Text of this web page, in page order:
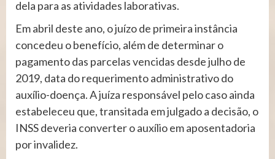
dela para as atividades laborativas.
Em abril deste ano, o juízo de primeira instância
concedeu o benefício, além de determinar o
pagamento das parcelas vencidas desde julho de
2019, data do requerimento administrativo do
auxílio-doença. A juíza responsável pelo caso ainda
estabeleceu que, transitada em julgado a decisão, o
INSS deveria converter o auxílio em aposentadoria
por invalidez.